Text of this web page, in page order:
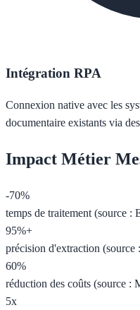
Intégration RPA
Connexion native avec les
documentaire existants via
Impact Métier
-70%
temps de traitement (source :
95%+
précision d'extraction
60%
réduction des coûts (source :
5x